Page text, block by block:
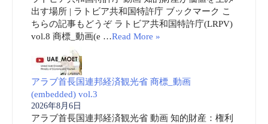
出す場所 | ラトビア共和国特許庁 ブックマーク こ
ちらの記事もどうぞ ラトビア共和国特許庁(LRPV)
vol.8 商標_動画(e …Read More »
アラブ首長国連邦経済観光省 商標_動画
(embedded) vol.3
2026年8月6日
アラブ首長国連邦経済観光省 動画 知的財産：権利